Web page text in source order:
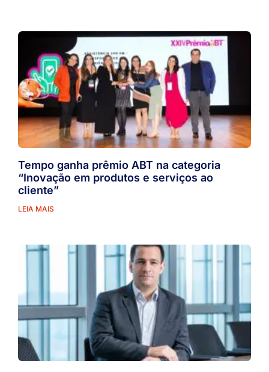
Tempo ganha prêmio ABT na categoria
“Inovação em produtos e serviços ao
cliente”
LEIA MAIS